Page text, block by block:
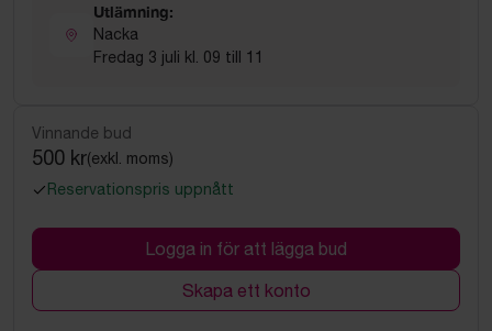
Utlämning:
Nacka
Fredag 3 juli kl. 09 till 11
Vinnande bud
500 kr(exkl. moms)
Reservationspris uppnått
Logga in för att lägga bud
Skapa ett konto